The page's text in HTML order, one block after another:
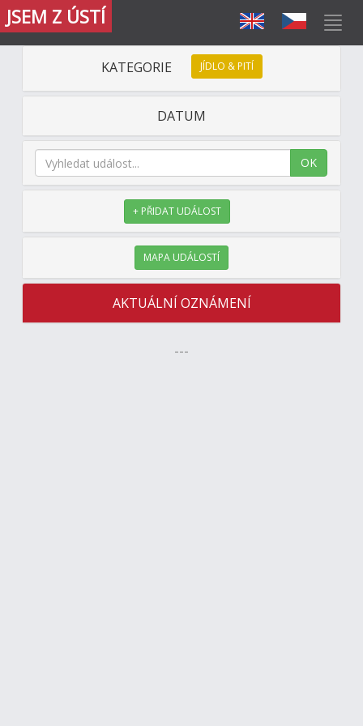
JSEM Z ÚSTÍ
KATEGORIE JÍDLO & PITÍ
DATUM
OK
+ PŘIDAT UDÁLOST
MAPA UDÁLOSTÍ
AKTUÁLNÍ OZNÁMENÍ
---